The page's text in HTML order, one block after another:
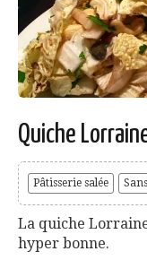
Quiche
Pâtisserie salée
La quiche
hyper bonne.